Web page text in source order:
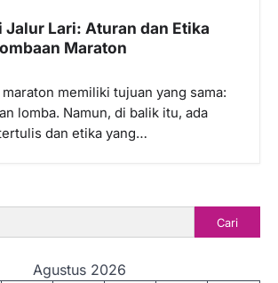
Jalur Lari: Aturan dan Etika
Maraton
memiliki tujuan yang sama:
lomba. Namun, di balik itu, ada
dan etika yang…
Cari
Agustus 2026